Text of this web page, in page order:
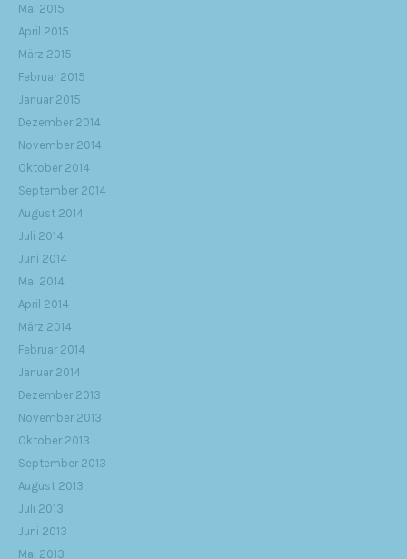
Mai 2015
April 2015
März 2015
Februar 2015
Januar 2015
Dezember 2014
November 2014
Oktober 2014
September 2014
August 2014
Juli 2014
Juni 2014
Mai 2014
April 2014
März 2014
Februar 2014
Januar 2014
Dezember 2013
November 2013
Oktober 2013
September 2013
August 2013
Juli 2013
Juni 2013
Mai 2013